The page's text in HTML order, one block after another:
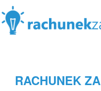
RACHUNEK